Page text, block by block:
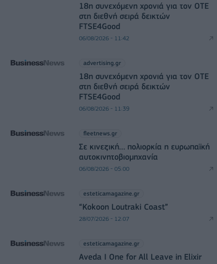
18η συνεχόμενη χρονιά για τον ΟΤΕ
στη διεθνή σειρά δεικτών
FTSE4Good
06/08/2026 - 11:42
advertising.gr
18η συνεχόμενη χρονιά για τον ΟΤΕ
στη διεθνή σειρά δεικτών
FTSE4Good
06/08/2026 - 11:39
fleetnews.gr
Σε κινεζική… πολιορκία η ευρωπαϊκή
αυτοκινητοβιομηχανία
06/08/2026 - 05:00
esteticamagazine.gr
“Kokoon Loutraki Coast”
28/07/2026 - 12:07
esteticamagazine.gr
Aveda I One for All Leave in Elixir